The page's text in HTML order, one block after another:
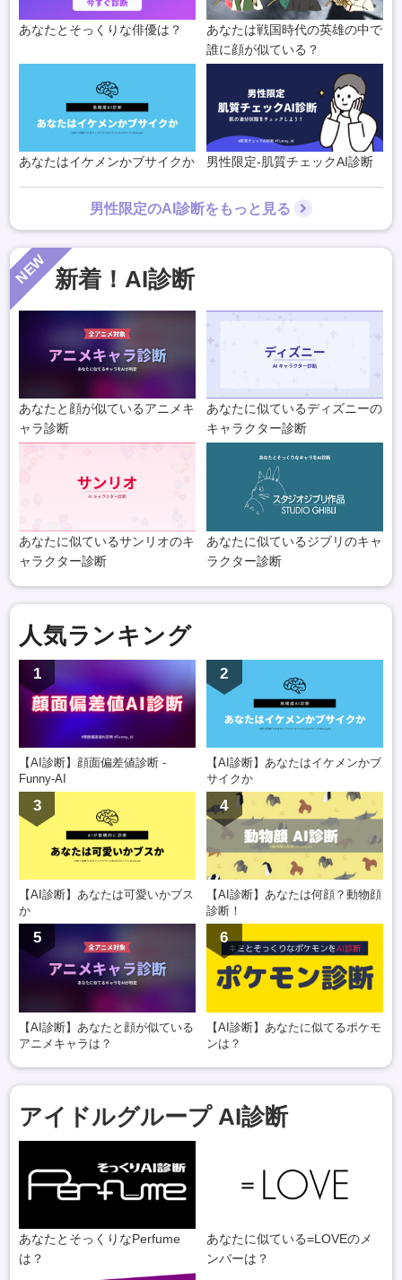
あなたとそっくりな俳優は？
あなたは戦国時代の英雄の中で
誰に顔が似ている？
あなたはイケメンかブサイクか 男性限定-肌質チェックAI診断
男性限定のAI診断をもっと見る
NEW 新着！AI診断
あなたと顔が似ているアニメキ
ャラ診断
あなたに似ているディズニーの
キャラクター診断
あなたに似ているサンリオのキ
ャラクター診断
あなたに似ているジブリのキャ
ラクター診断
人気ランキング
1
【AI診断】顔面偏差値診断 -
Funny-AI
2
【AI診断】あなたはイケメンかブ
サイクか
3
【AI診断】あなたは可愛いかブス
か
4
【AI診断】あなたは何顔？動物顔
診断！
5
【AI診断】あなたと顔が似ている
アニメキャラは？
6
【AI診断】あなたに似てるポケモ
ンは？
アイドルグループ AI診断
あなたとそっくりなPerfume
は？
あなたに似ている=LOVEのメ
ンバーは？